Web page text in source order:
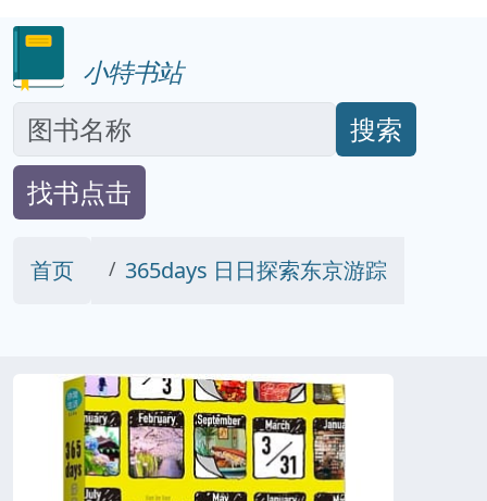
小特书站
搜索
找书点击
首页 365days 日日探索东京游踪